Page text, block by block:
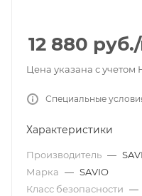
12 880 руб.
Цена указана с учетом
Специальные
Характеристики
Производитель —
Марка — SAVIO
Класс безопасности —